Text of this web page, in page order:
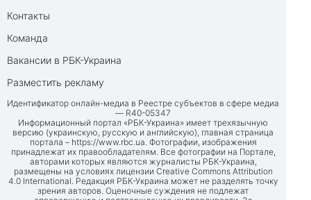
Контакты
Команда
Вакансии в РБК-Украина
Разместить рекламу
Идентификатор онлайн-медиа в Реестре субъектов в сфере медиа
— R40-05347
Информационный портал «РБК-Украина» имеет трехязычную
версию (украинскую, русскую и английскую), главная страница
портала – https://www.rbc.ua. Фотографии, изображения
принадлежат их правообладателям. Все фотографии на Портале,
авторами которых являются журналисты РБК-Украина,
размещены на условиях лицензии Creative Commons Attribution
4.0 International. Редакция РБК-Украина может не разделять точку
зрения авторов. Оценочные суждения не подлежат